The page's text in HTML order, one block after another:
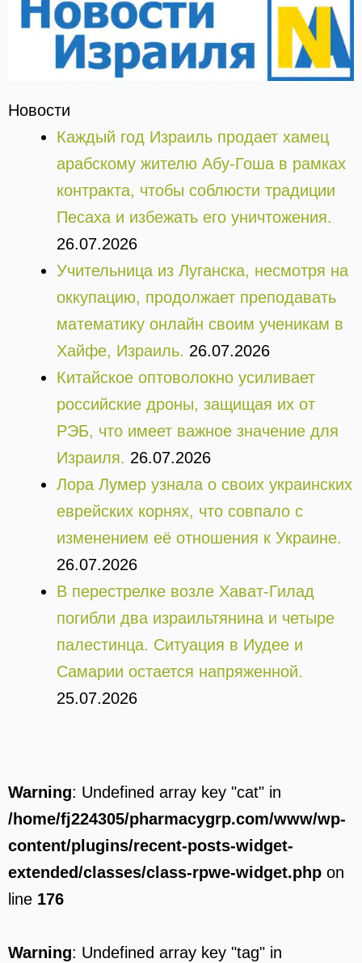
Новости
Каждый год Израиль продает хамец
арабскому жителю Абу-Гоша в рамках
контракта, чтобы соблюсти традиции
Песаха и избежать его уничтожения.
26.07.2026
Учительница из Луганска, несмотря на
оккупацию, продолжает преподавать
математику онлайн своим ученикам в
Хайфе, Израиль. 26.07.2026
Китайское оптоволокно усиливает
российские дроны, защищая их от
РЭБ, что имеет важное значение для
Израиля. 26.07.2026
Лора Лумер узнала о своих украинских
еврейских корнях, что совпало с
изменением её отношения к Украине.
26.07.2026
В перестрелке возле Хават-Гилад
погибли два израильтянина и четыре
палестинца. Ситуация в Иудее и
Самарии остается напряженной.
25.07.2026
Warning: Undefined array key "cat" in
/home/fj224305/pharmacygrp.com/www/wp-
content/plugins/recent-posts-widget-
extended/classes/class-rpwe-widget.php on
line 176
Warning: Undefined array key "tag" in